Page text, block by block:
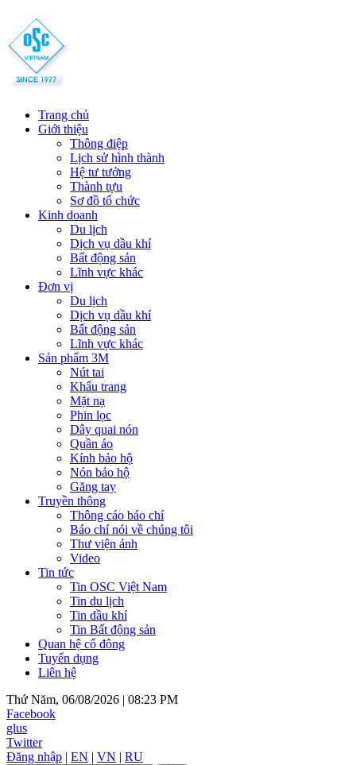
Trang chủ
Giới thiệu
Thông điệp
Lịch sử hình thành
Hệ tư tưởng
Thành tựu
Sơ đồ tổ chức
Kinh doanh
Du lịch
Dịch vụ dầu khí
Bất động sản
Lĩnh vực khác
Đơn vị
Du lịch
Dịch vụ dầu khí
Bất động sản
Lĩnh vực khác
Sản phẩm 3M
Nút tai
Khẩu trang
Mặt nạ
Phin lọc
Dây quai nón
Quần áo
Kính bảo hộ
Nón bảo hộ
Găng tay
Truyền thông
Thông cáo báo chí
Báo chí nói về chúng tôi
Thư viện ảnh
Video
Tin tức
Tin OSC Việt Nam
Tin du lịch
Tin dầu khí
Tin Bất động sản
Quan hệ cổ đông
Tuyển dụng
Liên hệ
Thứ Năm, 06/08/2026 | 08:23 PM
Facebook
glus
Twitter
Đăng nhập | EN | VN | RU